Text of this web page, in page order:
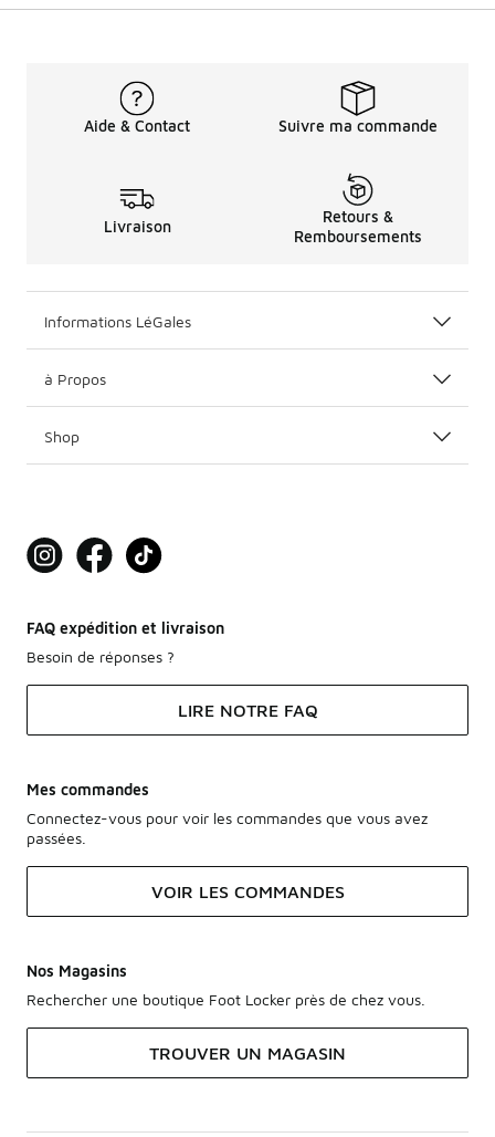
Aide & Contact Suivre ma commande
Livraison
Retours &
Remboursements
Informations LéGales
à Propos
Shop
FAQ expédition et livraison
Besoin de réponses ?
LIRE NOTRE FAQ
Mes commandes
Connectez-vous pour voir les commandes que vous avez
passées.
VOIR LES COMMANDES
Nos Magasins
Rechercher une boutique Foot Locker près de chez vous.
TROUVER UN MAGASIN